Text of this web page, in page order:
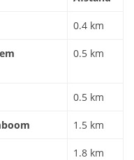
0.4 km
0.5 km
0.5 km
1.5 km
1.8 km